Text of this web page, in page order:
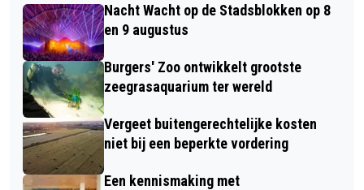
IBUPROFEN VOLGENS CBG
Nacht Wacht op de Stadsblokken op 8
en 9 augustus
Burgers' Zoo ontwikkelt grootste
zeegrasaquarium ter wereld
Vergeet buitengerechtelijke kosten
niet bij een beperkte vordering
Een kennismaking met